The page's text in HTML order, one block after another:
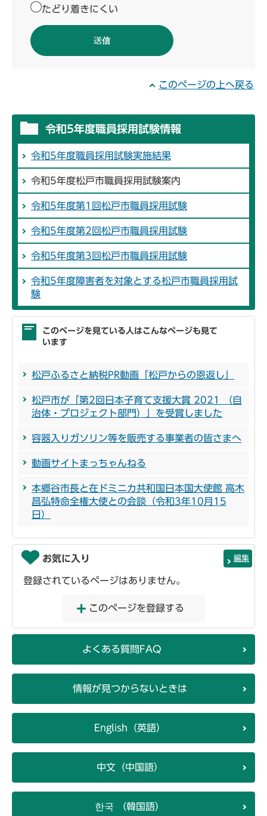
たどり着きにくい
このページの上へ戻る
令和5年度職員採用試験情報
令和5年度職員採用試験実施結果
令和5年度松戸市職員採用試験案内
令和5年度第1回松戸市職員採用試験
令和5年度第2回松戸市職員採用試験
令和5年度第3回松戸市職員採用試験
令和5年度障害者を対象とする松戸市職員採用試
験
このページを見ている人はこんなページも見て
います
松戸ふるさと納税PR動画「松戸からの恩返し」
松戸市が「第2回日本子育て支援大賞 2021 （自
治体・プロジェクト部門）」を受賞しました
容器入りガソリン等を販売する事業者の皆さまへ
動画サイトまっちゃんねる
本郷谷市長と在ドミニカ共和国日本国大使館 高木
昌弘特命全権大使との会談（令和3年10月15
日）
お気に入り 編集
登録されているページはありません。
このページを登録する
よくある質問FAQ
情報が見つからないときは
English（英語）
中文（中国語）
한국 （韓国語）